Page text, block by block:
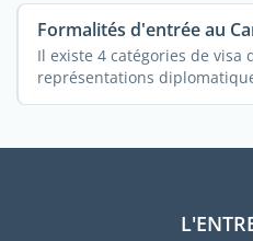
Formalités d'entrée au
Il existe 4 catégories de visa
représentations